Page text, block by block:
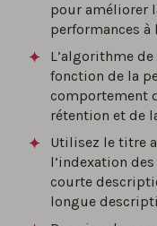
pour améliorer
performances à
L’algorithme
fonction de la
comportement
rétention et de
Utilisez le titre
l’indexation
courte
longue